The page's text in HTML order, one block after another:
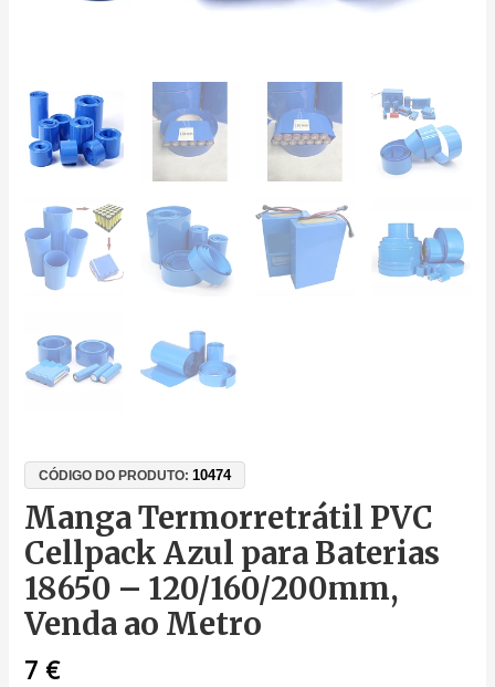
CÓDIGO DO PRODUTO:10474
Manga Termorretrátil PVC
Cellpack Azul para Baterias
18650 – 120/160/200mm,
Venda ao Metro
7 €